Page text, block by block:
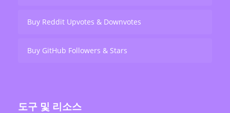
Buy Reddit Upvotes & Downvotes
Buy GitHub Followers & Stars
도구 및 리소스